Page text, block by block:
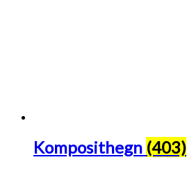
Komposithegn (403)